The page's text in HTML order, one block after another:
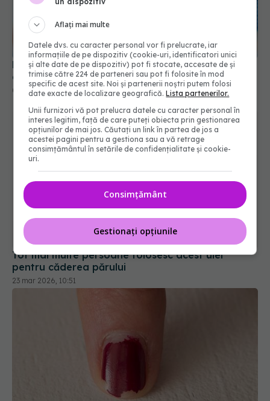
De ce trebuie să speli apa micelară de pe față
după ce te demachiezi
01 apr 2026, 19:23
Tot mai multe persoane folosesc acest ulei
pentru căderea părului
23 mar 2026, 10:51
Aflați mai multe
Datele dvs. cu caracter personal vor fi prelucrate, iar
informațiile de pe dispozitiv (cookie-uri, identificatori unici
și alte date de pe dispozitiv) pot fi stocate, accesate de și
trimise către 224 de parteneri sau pot fi folosite în mod
specific de acest site. Noi și partenerii noștri putem folosi
date exacte de localizare geografică.Lista partenerilor.
Unii furnizori vă pot prelucra datele cu caracter personal în
interes legitim, față de care puteți obiecta prin gestionarea
opțiunilor de mai jos. Căutați un link în partea de jos a
acestei pagini pentru a gestiona sau a vă retrage
consimțământul în setările de confidențialitate și cookie-
uri.
Consimțământ
Gestionați opțiunile